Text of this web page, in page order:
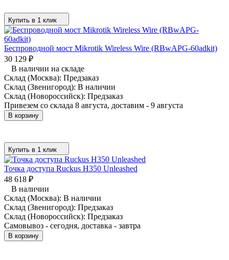
Купить в 1 клик
Беспроводной мост Mikrotik Wireless Wire (RBwAPG-60adkit)
30 129 ₽
В наличии на складе
Склад (Москва): Предзаказ
Склад (Звенигород): В наличии
Склад (Новороссийск): Предзаказ
Привезем со склада 8 августа, доставим - 9 августа
В корзину
Купить в 1 клик
Точка доступа Ruckus H350 Unleashed
48 618 ₽
В наличии
Склад (Москва): В наличии
Склад (Звенигород): Предзаказ
Склад (Новороссийск): Предзаказ
Самовывоз - сегодня, доставка - завтра
В корзину